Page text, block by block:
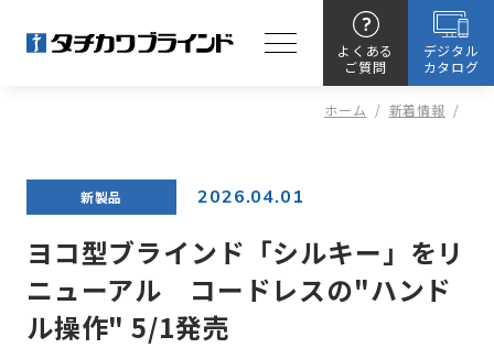
よくある
ご質問
デジタル
カタログ
ホーム / 新着情報 /
新製品 2026.04.01
ヨコ型ブラインド「シルキー」をリ
ニューアル コードレスの"ハンド
ル操作" 5/1発売